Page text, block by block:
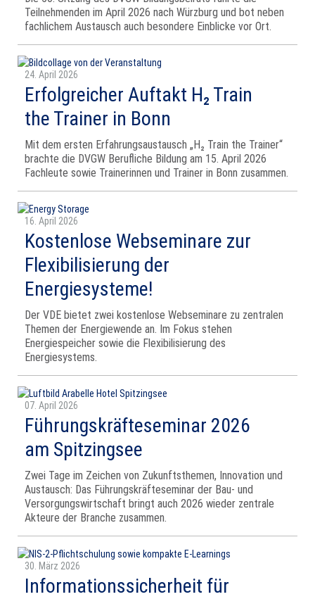
Teilnehmenden im April 2026 nach Würzburg und bot neben
fachlichem Austausch auch besondere Einblicke vor Ort.
24. April 2026
Erfolgreicher Auftakt H₂ Train
the Trainer in Bonn
Mit dem ersten Erfahrungsaustausch „H₂ Train the Trainer“
brachte die DVGW Berufliche Bildung am 15. April 2026
Fachleute sowie Trainerinnen und Trainer in Bonn zusammen.
16. April 2026
Kostenlose Webseminare zur
Flexibilisierung der
Energiesysteme!
Der VDE bietet zwei kostenlose Webseminare zu zentralen
Themen der Energiewende an. Im Fokus stehen
Energiespeicher sowie die Flexibilisierung des
Energiesystems.
07. April 2026
Führungskräfteseminar 2026
am Spitzingsee
Zwei Tage im Zeichen von Zukunftsthemen, Innovation und
Austausch: Das Führungskräfteseminar der Bau‑ und
Versorgungswirtschaft bringt auch 2026 wieder zentrale
Akteure der Branche zusammen.
30. März 2026
Informationssicherheit für